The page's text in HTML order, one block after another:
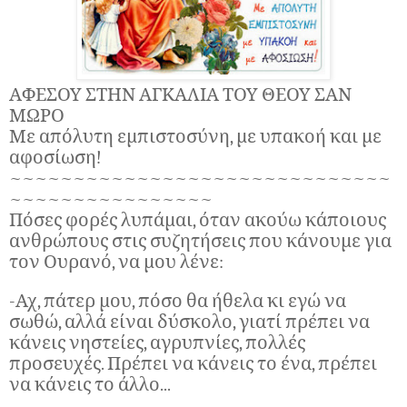
ΑΦΕΣΟΥ ΣΤΗΝ ΑΓΚΑΛΙΑ ΤΟΥ ΘΕΟΥ ΣΑΝ
ΜΩΡΟ
Με απόλυτη εμπιστοσύνη, με υπακοή και με
αφοσίωση!
~~~~~~~~~~~~~~~~~~~~~~~~~~~~~~
~~~~~~~~~~~~~~~~
Πόσες φορές λυπάμαι, όταν ακούω κάποιους
ανθρώπους στις συζητήσεις που κάνουμε για
τον Ουρανό, να μου λένε:
-Αχ, πάτερ μου, πόσο θα ήθελα κι εγώ να
σωθώ, αλλά είναι δύσκολο, γιατί πρέπει να
κάνεις νηστείες, αγρυπνίες, πολλές
προσευχές. Πρέπει να κάνεις το ένα, πρέπει
να κάνεις το άλλο...